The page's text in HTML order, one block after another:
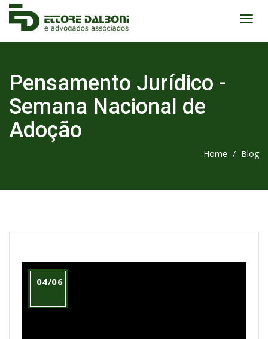
Pensamento Jurídico -
Semana Nacional de
Adoção
Home / Blog
04/06